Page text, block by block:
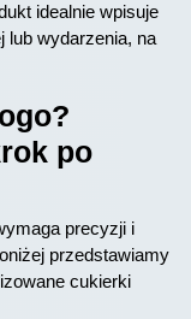
idealnie wpisuje
lub wydarzenia, na
po
precyzji i
przedstawiamy
cukierki